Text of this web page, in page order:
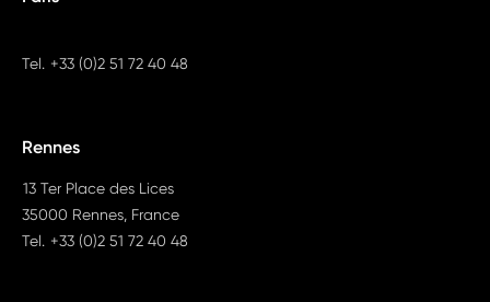
Tel. +33 (0)2 51 72 40 48
Rennes
13 Ter Place des Lices
35000 Rennes, France
Tel. +33 (0)2 51 72 40 48